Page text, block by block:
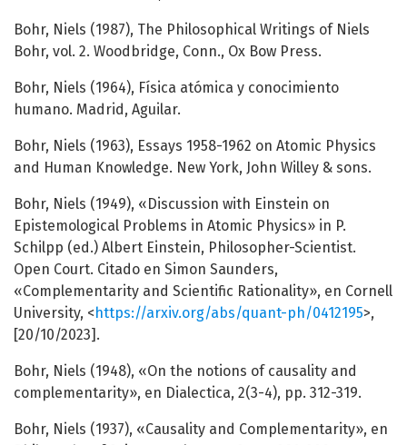
Bohr, Niels (1987), The Philosophical Writings of Niels
Bohr, vol. 2. Woodbridge, Conn., Ox Bow Press.
Bohr, Niels (1964), Física atómica y conocimiento
humano. Madrid, Aguilar.
Bohr, Niels (1963), Essays 1958-1962 on Atomic Physics
and Human Knowledge. New York, John Willey & sons.
Bohr, Niels (1949), «Discussion with Einstein on
Epistemological Problems in Atomic Physics» in P.
Schilpp (ed.) Albert Einstein, Philosopher-Scientist.
Open Court. Citado en Simon Saunders,
«Complementarity and Scientific Rationality», en Cornell
University, <https://arxiv.org/abs/quant-ph/0412195>,
[20/10/2023].
Bohr, Niels (1948), «On the notions of causality and
complementarity», en Dialectica, 2(3-4), pp. 312-319.
Bohr, Niels (1937), «Causality and Complementarity», en